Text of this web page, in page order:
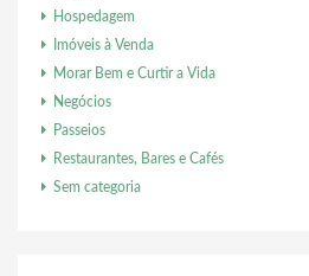
Hospedagem
Imóveis à Venda
Morar Bem e Curtir a Vida
Negócios
Passeios
Restaurantes, Bares e Cafés
Sem categoria